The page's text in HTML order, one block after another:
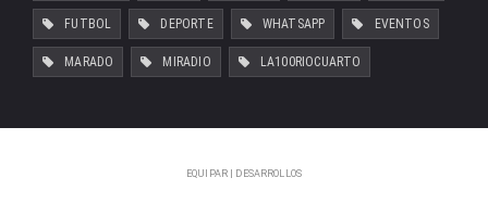
FUTBOL DEPORTE WHATSAPP EVENTOS
MARADO MIRADIO LA100RIOCUARTO
EQUIPAR | DESARROLLOS